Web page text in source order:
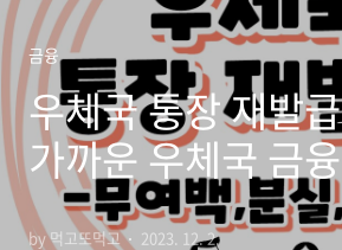
금융
우체국 통장 재발
가까운 우체국 금
문하세요
by 먹고또먹고 2023. 12. 2.